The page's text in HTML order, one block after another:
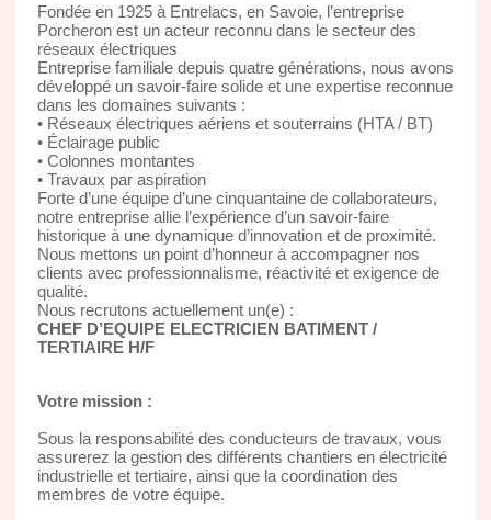
Fondée en 1925 à Entrelacs, en Savoie, l’entreprise
Porcheron est un acteur reconnu dans le secteur des
réseaux électriques
Entreprise familiale depuis quatre générations, nous avons
développé un savoir-faire solide et une expertise reconnue
dans les domaines suivants :
• Réseaux électriques aériens et souterrains (HTA / BT)
• Éclairage public
• Colonnes montantes
• Travaux par aspiration
Forte d’une équipe d’une cinquantaine de collaborateurs,
notre entreprise allie l’expérience d’un savoir-faire
historique à une dynamique d’innovation et de proximité.
Nous mettons un point d’honneur à accompagner nos
clients avec professionnalisme, réactivité et exigence de
qualité.
Nous recrutons actuellement un(e) :
CHEF D’EQUIPE ELECTRICIEN BATIMENT /
TERTIAIRE H/F
Votre mission :
Sous la responsabilité des conducteurs de travaux, vous
assurerez la gestion des différents chantiers en électricité
industrielle et tertiaire, ainsi que la coordination des
membres de votre équipe.